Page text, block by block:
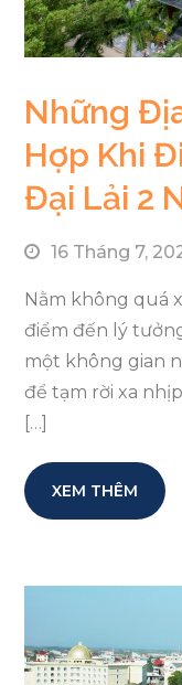
Những
Hợp Khi
Đại Lải 2
16 Tháng 7,
Nằm không quá
điểm đến lý
một không gian
để tạm rời xa
[…]
XEM THÊM